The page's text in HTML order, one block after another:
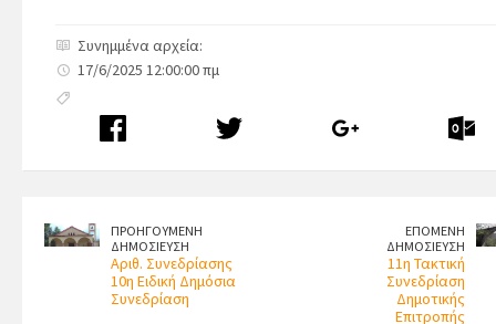
Συνημμένα αρχεία:
17/6/2025 12:00:00 πμ
ΠΡΟΗΓΟΥΜΕΝΗ
ΔΗΜΟΣΙΕΥΣΗ
Αριθ. Συνεδρίασης
10η Ειδική Δημόσια
Συνεδρίαση
ΕΠΟΜΕΝΗ
ΔΗΜΟΣΙΕΥΣΗ
11η Τακτική
Συνεδρίαση
Δημοτικής
Επιτροπής